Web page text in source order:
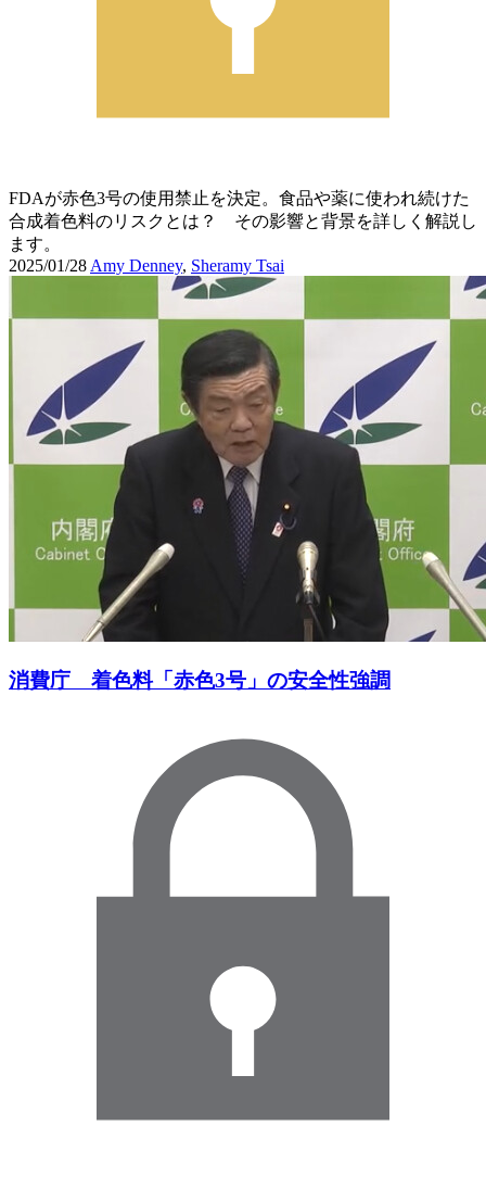
FDAが赤色3号の使用禁止を決定。食品や薬に使われ続けた
合成着色料のリスクとは？ その影響と背景を詳しく解説し
ます。
2025/01/28 Amy Denney, Sheramy Tsai
消費庁 着色料「赤色3号」の安全性強調